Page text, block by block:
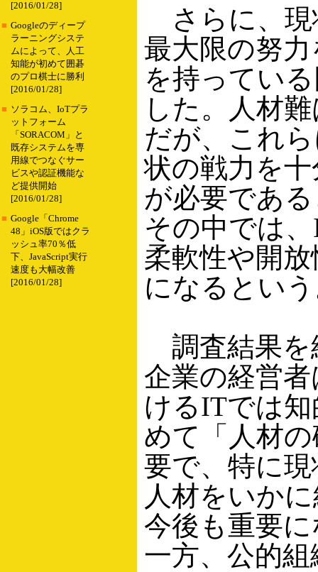
[2016/01/28]
■ Googleのディープ
ラーニングシステ
ムによって、人工
知能が初めて囲碁
のプロ棋士に勝利
[2016/01/28]
■ ソラコム、IoTプラ
ットフォーム
「SORACOM」と
既存システムを専
用線でつなぐサー
ビスや認証機能な
ど提供開始
[2016/01/28]
■ Google「Chrome
48」iOS版ではクラ
ッシュ率70％低
下、JavaScript実行
速度も大幅改善
[2016/01/28]
さらに、現
最大限の努
を持ってい
した。人材
だが、これ
状の戦力を
が必要であ
その中では
柔軟性や開
になるとい
調査結果を
企業の経営
けるITでは
めて「人材
要で、特に
人材をいか
今後も重要
一方、公的